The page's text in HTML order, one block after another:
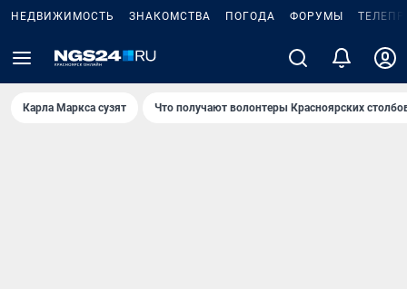
НЕДВИЖИМОСТЬ ЗНАКОМСТВА ПОГОДА ФОРУМЫ
Карла Маркса сузят Что получают волонтеры Красноярских